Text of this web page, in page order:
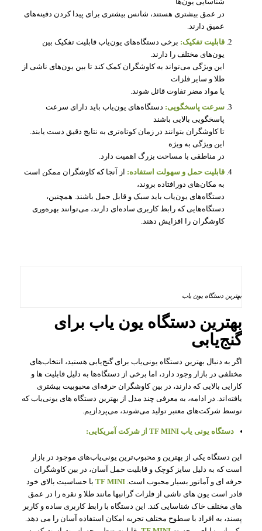
در عمق بیشتری هستند، شانس بیشتری برای پیدا کردن دفینه‌های
عمیق دارند.
قابلیت تفکیک: برخی دستگاه‌های یون‌یاب قابلیت تفکیک بین
یون‌های مختلف را دارند.
این ویژگی می‌تواند به کاوشگران کمک کند تا بین یون‌های ناشی از
طلا و سایر فلزات
یا مواد مضر تفاوت قائل شوند.
سرعت پاسخگویی: دستگاه‌های یون‌یاب باید دارای سرعت
پاسخگویی بالایی باشند
تا کاوشگران بتوانند در زمان کوتاه‌تری به نتایج دقیق دست یابند.
این ویژگی به ویژه
در مناطقی با مساحت بزرگ اهمیت دارد.
قابلیت حمل و سهولت استفاده: از آنجا که کاوشگران ممکن است
به مکان‌های دورافتاده بروند،
دستگاه‌های یون‌یاب باید سبک و قابل حمل باشند. همچنین،
دستگاه‌هایی که رابط کاربری ساده‌ای دارند، می‌توانند بهره‌وری
کاوشگران را افزایش دهند.
بهترین دستگاه یون‌ یاب
بهترین دستگاه یون‌ یاب برای
گنج‌یابی
اگر به دنبال بهترین دستگاه یونی‌یاب برای گنج‌یابی هستید، انتخاب‌های
مختلفی در بازار وجود دارد، اما برخی از دستگاه‌ها به دلیل قابلیت‌ ها و
کارایی بالایی که دارند، در بین کاوشگران حرفه‌ای محبوبیت بیشتری
یافته‌اند. در ادامه، به معرفی چند مدل از بهترین دستگاه‌ های یونی‌یاب که
توسط شرکت‌های معتبر تولید می‌شوند، می‌پردازیم.
دستگاه یونی‌ یاب TF MINI از شرکت آمریکایی:
این دستگاه یکی از بهترین و محبوب‌ترین یونی‌یاب‌های موجود در بازار
است که به دلیل سایز کوچک و قابلیت حمل آسان، در بین کاوشگران
حرفه‌ ای و آماتور بسیار محبوب است. TF MINIبا حساسیت بالای خود
قادر است یون‌ های ناشی از فلزات گرانبها مانند طلا و نقره را در عمق‌
های مختلف خاک شناسایی کند. این دستگاه با رابط کاربری ساده و کاربر
پسند، به افراد با سطوح مختلف تجربه امکان استفاده آسان را می‌ دهد.